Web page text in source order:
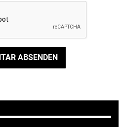
ABSENDEN